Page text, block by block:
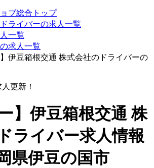
ブ総合トップ
ドライバーの求人一覧
一覧
求人一覧
】伊豆箱根交通 株式会社のドライバーの
更新！
】伊豆箱根交通 株
ライバー求人情報
県伊豆の国市